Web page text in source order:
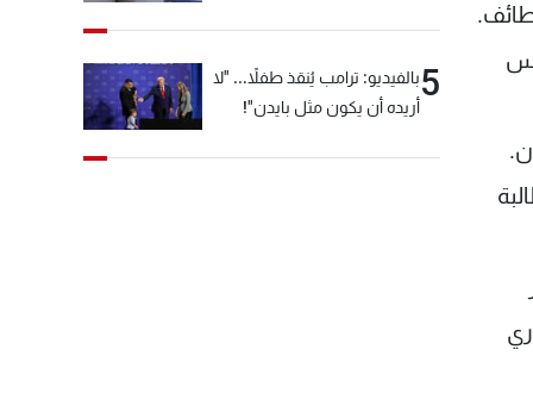
5بالفيديو: ترامب يُنقذ طفلاً... "لا
أريده أن يكون مثل بايدن"!